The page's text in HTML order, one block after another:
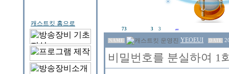
73 3 3
NAME YEOEUI DATE
비밀번호를 분실하여 1